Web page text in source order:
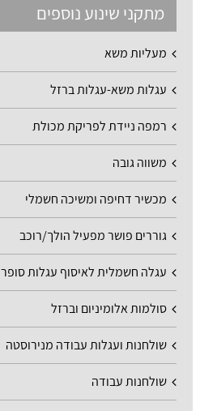
מתקני שינוע נוספים
מעליות משא
עגלות משא-עגלות ברזל
רמפה ניידת לפריקת מכולת
משווה גובה
מכשיר דחיפה ומשיכה חשמלי
גוררים פושר מפעיל הולך/רוכב
עגלה חשמלית לאיסוף עגלות סופר
סולמות אלומיניום וברזל
שולחנות ועגלות עבודה מנירוסטה
שולחנות עבודה